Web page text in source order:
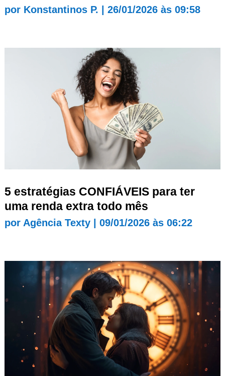
por Konstantinos P. 26/01/2026 às 09:58
5 estratégias CONFIÁVEIS para ter
uma renda extra todo mês
por Agência Texty| 09/01/2026 às 06:22